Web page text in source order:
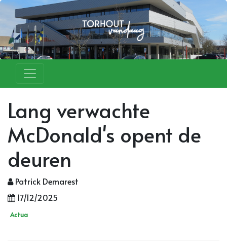
Lang verwachte
McDonald's opent de
deuren
Patrick Demarest
17/12/2025
Actua